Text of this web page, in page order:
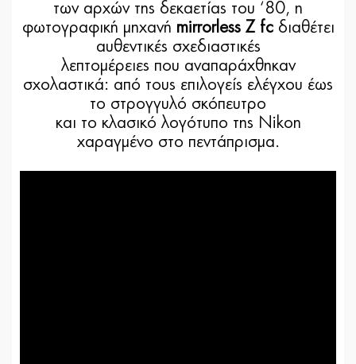
των αρχών της δεκαετίας του ‘80, η
φωτογραφική μηχανή mirrorless Z fcδιαθέτει
αυθεντικές σχεδιαστικές
λεπτομέρειες που αναπαράχθηκαν
σχολαστικά: από τους επιλογείς ελέγχου έως
το στρογγυλό σκόπευτρο
και το κλασικό λογότυπο της Nikon
χαραγμένο στο πεντάπρισμα.